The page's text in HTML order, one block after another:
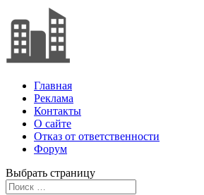
Главная
Реклама
Контакты
О сайте
Отказ от ответственности
Форум
Выбрать страницу